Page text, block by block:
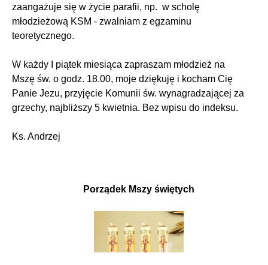
zaangażuje się w życie parafii, np. w scholę
młodzieżową KSM - zwalniam z egzaminu
teoretycznego.
W każdy I piątek miesiąca zapraszam młodzież na
Mszę św. o godz. 18.00, moje dziękuję i kocham Cię
Panie Jezu, przyjęcie Komunii św. wynagradzającej za
grzechy, najbliższy 5 kwietnia. Bez wpisu do indeksu.
Ks. Andrzej
Porządek Mszy świętych